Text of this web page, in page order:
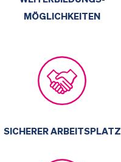
MÖGLICHKEITEN
SICHERER ARBEITSPLATZ